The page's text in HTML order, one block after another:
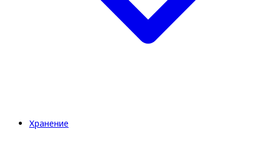
Хранение